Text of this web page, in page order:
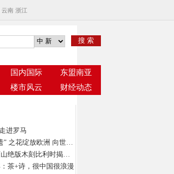
云南 浙江
搜 索
国内国际
东盟南亚
楼市风云 财经动态
进罗马
云茶之“风”|云南“非遗” 之花绽放欧洲 向世界发出“景迈之约”
云茶之“风”|云南景迈山绝版木刻比利时揭幕 以“有形”版画绘“无象”茶意
茶+诗，很中国很浪漫